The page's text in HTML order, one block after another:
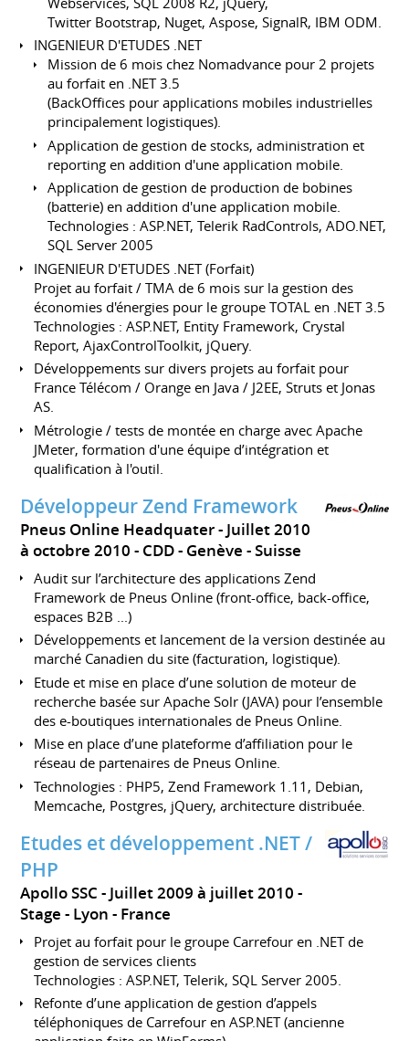
Twitter Bootstrap, Nuget, Aspose, SignalR, IBM ODM.
INGENIEUR D'ETUDES .NET
Mission de 6 mois chez Nomadvance pour 2 projets
au forfait en .NET 3.5
(BackOffices pour applications mobiles industrielles
principalement logistiques).
Application de gestion de stocks, administration et
reporting en addition d'une application mobile.
Application de gestion de production de bobines
(batterie) en addition d'une application mobile.
Technologies : ASP.NET, Telerik RadControls, ADO.NET,
SQL Server 2005
INGENIEUR D'ETUDES .NET (Forfait)
Projet au forfait / TMA de 6 mois sur la gestion des
économies d'énergies pour le groupe TOTAL en .NET 3.5
Technologies : ASP.NET, Entity Framework, Crystal
Report, AjaxControlToolkit, jQuery.
Développements sur divers projets au forfait pour
France Télécom / Orange en Java / J2EE, Struts et Jonas
AS.
Métrologie / tests de montée en charge avec Apache
JMeter, formation d'une équipe d’intégration et
qualification à l'outil.
Développeur Zend Framework
Pneus Online Headquater
Juillet 2010
à octobre 2010 CDD Genève Suisse
Audit sur l’architecture des applications Zend
Framework de Pneus Online (front-office, back-office,
espaces B2B ...)
Développements et lancement de la version destinée au
marché Canadien du site (facturation, logistique).
Etude et mise en place d’une solution de moteur de
recherche basée sur Apache Solr (JAVA) pour l’ensemble
des e-boutiques internationales de Pneus Online.
Mise en place d’une plateforme d’affiliation pour le
réseau de partenaires de Pneus Online.
Technologies : PHP5, Zend Framework 1.11, Debian,
Memcache, Postgres, jQuery, architecture distribuée.
Etudes et développement .NET /
PHP
Apollo SSC
Juillet 2009 à juillet 2010
Stage
Lyon France
Projet au forfait pour le groupe Carrefour en .NET de
gestion de services clients
Technologies : ASP.NET, Telerik, SQL Server 2005.
Refonte d’une application de gestion d’appels
téléphoniques de Carrefour en ASP.NET (ancienne